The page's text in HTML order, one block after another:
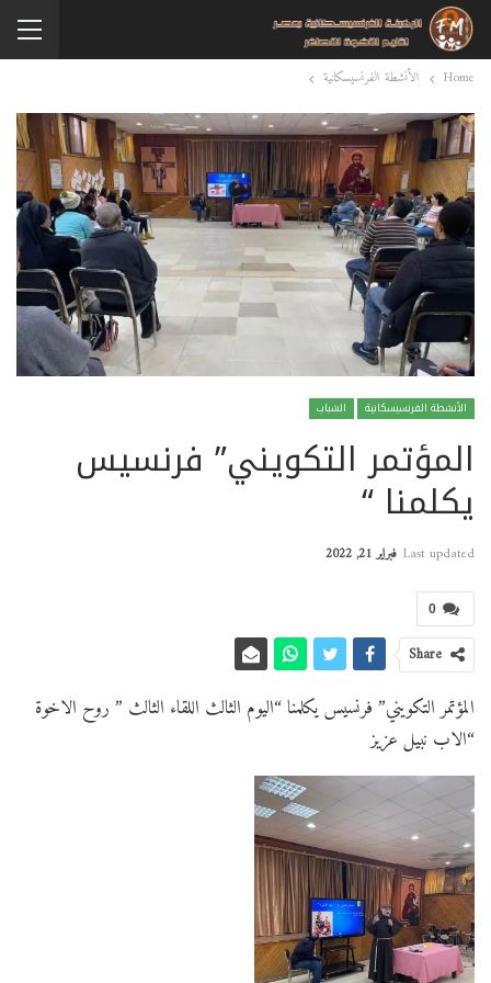
Home الأنشطة الفرنسيسكانية
الأنشطة الفرنسيسكانية الشباب
المؤتمر التكويني” فرنسيس
يكلمنا “
Last updated فبراير 21, 2022
0
Share
المؤتمر التكويني” فرنسيس يكلمنا “اليوم الثالث اللقاء الثالث ” روح الاخوة
“الاب نبيل عزيز